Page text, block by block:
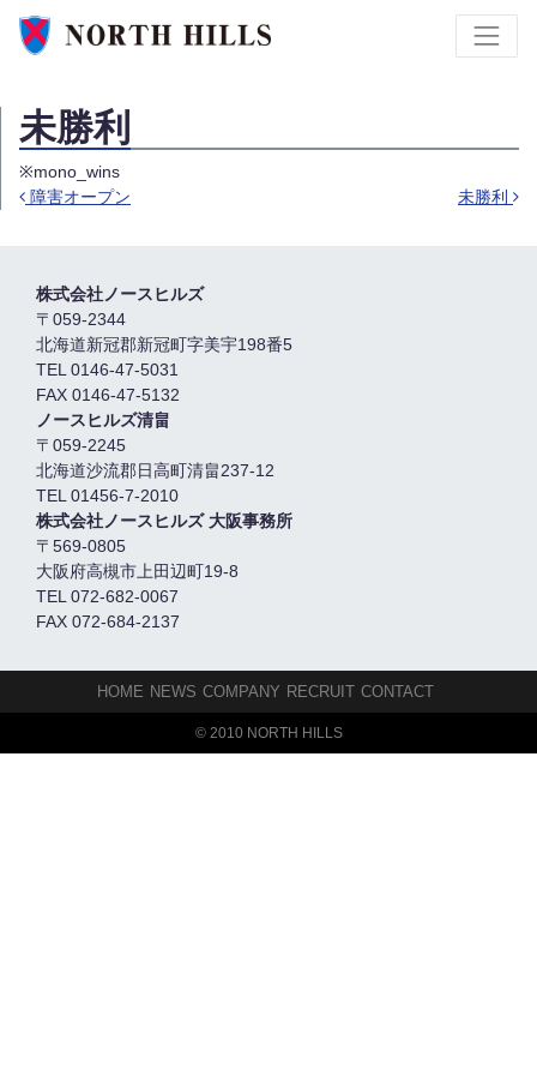
未勝利
※mono_wins
障害オープン 未勝利
株式会社ノースヒルズ
〒059-2344
北海道新冠郡新冠町字美宇198番5
TEL 0146-47-5031
FAX 0146-47-5132
ノースヒルズ清畠
〒059-2245
北海道沙流郡日高町清畠237-12
TEL 01456-7-2010
株式会社ノースヒルズ 大阪事務所
〒569-0805
大阪府高槻市上田辺町19-8
TEL 072-682-0067
FAX 072-684-2137
HOME NEWS COMPANY RECRUIT CONTACT
© 2010 NORTH HILLS